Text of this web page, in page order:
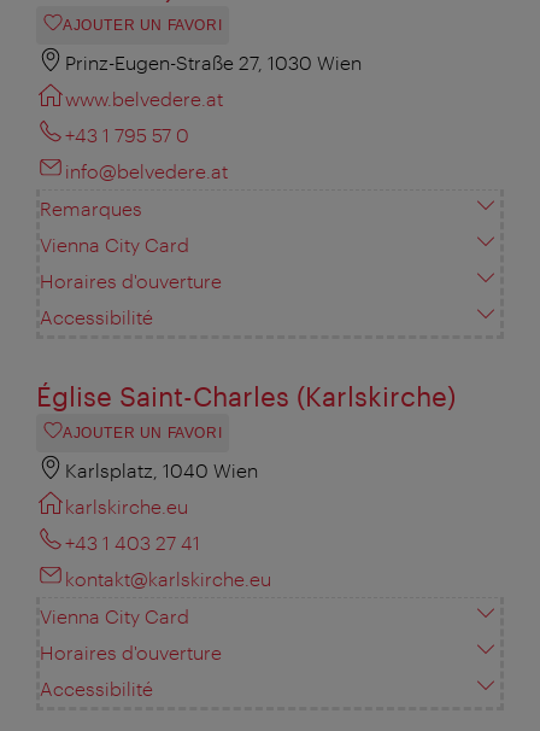
AJOUTER UN FAVORI
Prinz-Eugen-Straße 27, 1030 Wien
www.belvedere.at
+43 1 795 57 0
info@belvedere.at
Remarques
Vienna City Card
Horaires d'ouverture
Accessibilité
Église Saint-Charles (Karlskirche)
AJOUTER UN FAVORI
Karlsplatz, 1040 Wien
karlskirche.eu
+43 1 403 27 41
kontakt@karlskirche.eu
Vienna City Card
Horaires d'ouverture
Accessibilité